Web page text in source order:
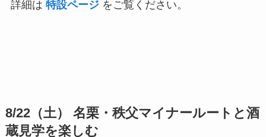
詳細は 特設ページをご覧ください。
8/22（土） 名栗・秩父マイナールートと酒
蔵見学を楽しむ